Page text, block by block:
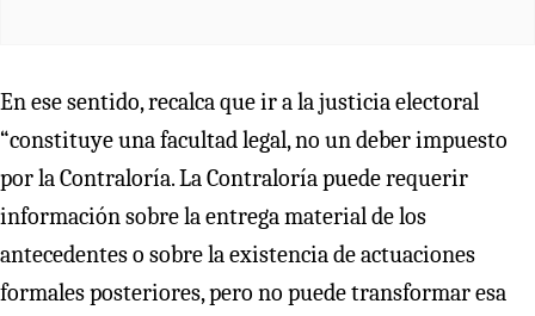
En ese sentido, recalca que ir a la justicia electoral
“constituye una facultad legal, no un deber impuesto
por la Contraloría. La Contraloría puede requerir
información sobre la entrega material de los
antecedentes o sobre la existencia de actuaciones
formales posteriores, pero no puede transformar esa